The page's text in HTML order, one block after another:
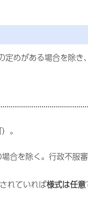
めがある場合を除き、
。
合を除く。行政不服
れていれば様式は任意